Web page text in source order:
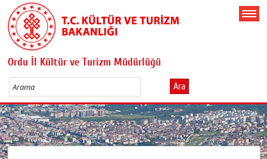
Ordu İl Kültür ve Turizm Müdürlüğü
Ara